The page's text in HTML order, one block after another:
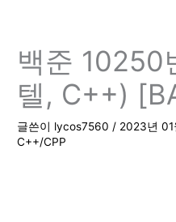
백준 10250
텔, C++)
글쓴이 lycos7560/ 2023년
C++/CPP